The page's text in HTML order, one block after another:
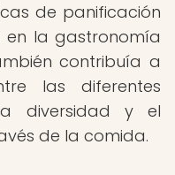
de panificación
la gastronomía
contribuía a
las diferentes
diversidad y el
de la comida.